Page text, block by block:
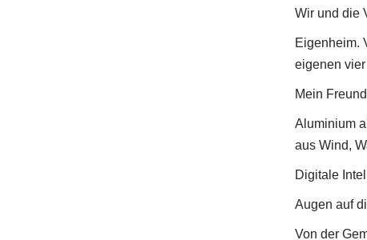
Wir und die
Eigenheim.
eigenen
Mein
Aluminium
aus Wind,
Digitale
Augen auf
Von der